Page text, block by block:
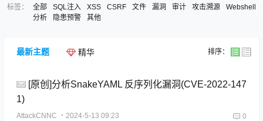
标签： 全部 SQL注入 XSS CSRF 文件 漏洞 审计 攻击溯源
Webshell
分析
隐患预警 其他
最新主题 精华 排序：
[原创]分析SnakeYAML 反序列化漏洞(CVE-2022-147
1)
AttackCNNC ・2024-5-13 09:23 0